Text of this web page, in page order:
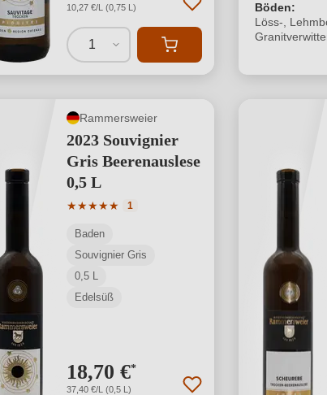
10,27 €/L (0,75 L)
1
Muscaris,
Böden:
Löss-,
Rammersweier
2023 Souvignier
Gris Beerenauslese
0,5 L
★★★★★
Durchschnittliche Bewertung von 5 von 5
1
Baden
Souvignier Gris
0,5 L
Edelsüß
18,70 €*
37,40 €/L (0,5 L)